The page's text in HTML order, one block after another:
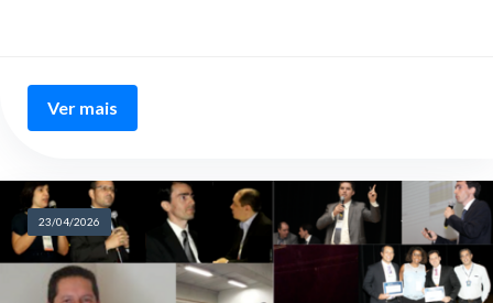
Ver mais
23/04/2026